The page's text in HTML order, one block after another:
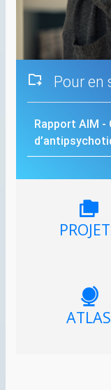
Pour en
Rapport AIM -
ATLAS